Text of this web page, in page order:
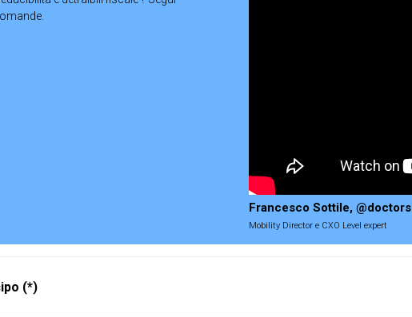
Francesco Sottile,
Mobility Director e CXO Level expert
(*)